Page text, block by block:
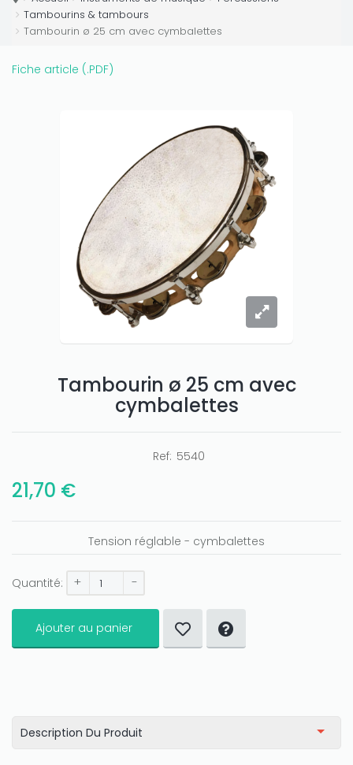
Tambourins & tambours
Tambourin ø 25 cm avec cymbalettes
Fiche article (.PDF)
Tambourin ø 25 cm avec
cymbalettes
Ref: 5540
21,70 €
Tension réglable - cymbalettes
Quantité: + -
Ajouter au panier
Description Du Produit
if you really want to win a huge
amount on your credits!